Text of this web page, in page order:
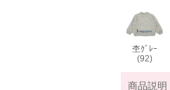
杢ｸﾞﾚｰ
(92)
商品説明